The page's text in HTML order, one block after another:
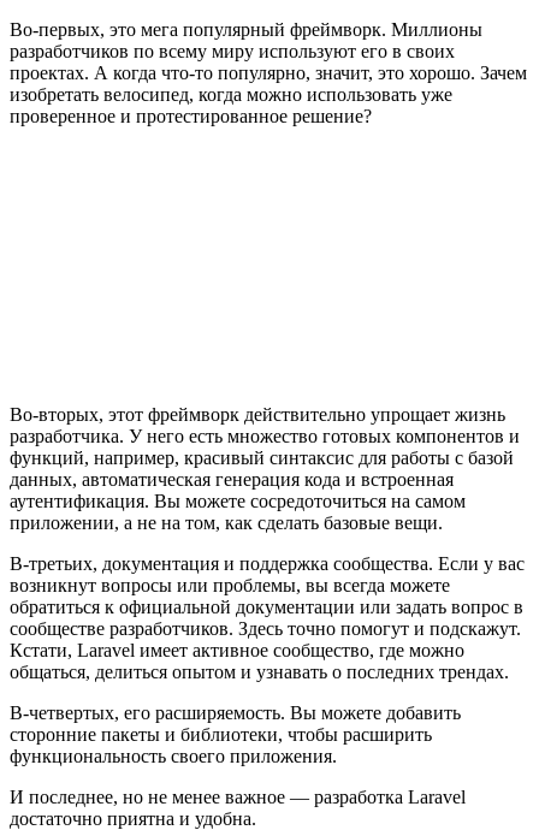
Во-первых, это мега популярный фреймворк. Миллионы
разработчиков по всему миру используют его в своих
проектах. А когда что-то популярно, значит, это хорошо. Зачем
изобретать велосипед, когда можно использовать уже
проверенное и протестированное решение?
Во-вторых, этот фреймворк действительно упрощает жизнь
разработчика. У него есть множество готовых компонентов и
функций, например, красивый синтаксис для работы с базой
данных, автоматическая генерация кода и встроенная
аутентификация. Вы можете сосредоточиться на самом
приложении, а не на том, как сделать базовые вещи.
В-третьих, документация и поддержка сообщества. Если у вас
возникнут вопросы или проблемы, вы всегда можете
обратиться к официальной документации или задать вопрос в
сообществе разработчиков. Здесь точно помогут и подскажут.
Кстати, Laravel имеет активное сообщество, где можно
общаться, делиться опытом и узнавать о последних трендах.
В-четвертых, его расширяемость. Вы можете добавить
сторонние пакеты и библиотеки, чтобы расширить
функциональность своего приложения.
И последнее, но не менее важное — разработка Laravel
достаточно приятна и удобна.